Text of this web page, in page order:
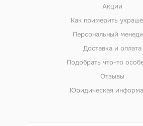
Акции
Как примерить
Персональный
Доставка и оплата
Подобрать что-то
Отзывы
Юридическая